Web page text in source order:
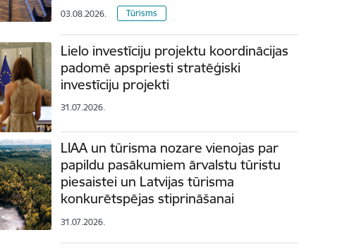
03.08.2026. Tūrisms
Lielo investīciju projektu koordinācijas
padomē apspriesti stratēģiski
investīciju projekti
31.07.2026.
LIAA un tūrisma nozare vienojas par
papildu pasākumiem ārvalstu tūristu
piesaistei un Latvijas tūrisma
konkurētspējas stiprināšanai
31.07.2026.